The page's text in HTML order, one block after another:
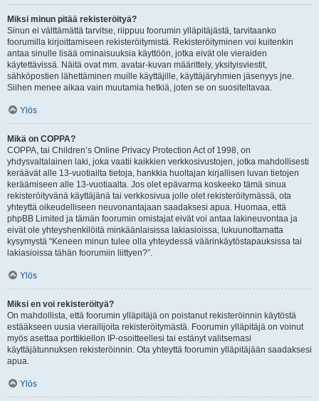
Miksi minun pitää rekisteröityä?
Sinun ei välttämättä tarvitse, riippuu foorumin ylläpitäjästä, tarvitaanko
foorumilla kirjoittamiseen rekisteröitymistä. Rekisteröityminen voi kuitenkin
antaa sinulle lisää ominaisuuksia käyttöön, jotka eivät ole vieraiden
käytettävissä. Näitä ovat mm. avatar-kuvan määrittely, yksityisviestit,
sähköpostien lähettäminen muille käyttäjille, käyttäjäryhmien jäsenyys jne.
Siihen menee aikaa vain muutamia hetkiä, joten se on suositeltavaa.
Ylös
Mikä on COPPA?
COPPA, tai Children’s Online Privacy Protection Act of 1998, on
yhdysvaltalainen laki, joka vaatii kaikkien verkkosivustojen, jotka mahdollisesti
keräävät alle 13-vuotiailta tietoja, hankkia huoltajan kirjallisen luvan tietojen
keräämiseen alle 13-vuotiaalta. Jos olet epävarma koskeeko tämä sinua
rekisteröityvänä käyttäjänä tai verkkosivua jolle olet rekisteröitymässä, ota
yhteyttä oikeudelliseen neuvonantajaan saadaksesi apua. Huomaa, että
phpBB Limited ja tämän foorumin omistajat eivät voi antaa lakineuvontaa ja
eivät ole yhteyshenkilöitä minkäänlaisissa lakiasioissa, lukuunottamatta
kysymystä “Keneen minun tulee olla yhteydessä väärinkäytöstapauksissa tai
lakiasioissa tähän foorumiin liittyen?”.
Ylös
Miksi en voi rekisteröityä?
On mahdollista, että foorumin ylläpitäjä on poistanut rekisteröinnin käytöstä
estääkseen uusia vierailijoita rekisteröitymästä. Foorumin ylläpitäjä on voinut
myös asettaa porttikiellon IP-osoitteellesi tai estänyt valitsemasi
käyttäjätunnuksen rekisteröinnin. Ota yhteyttä foorumin ylläpitäjään saadaksesi
apua.
Ylös